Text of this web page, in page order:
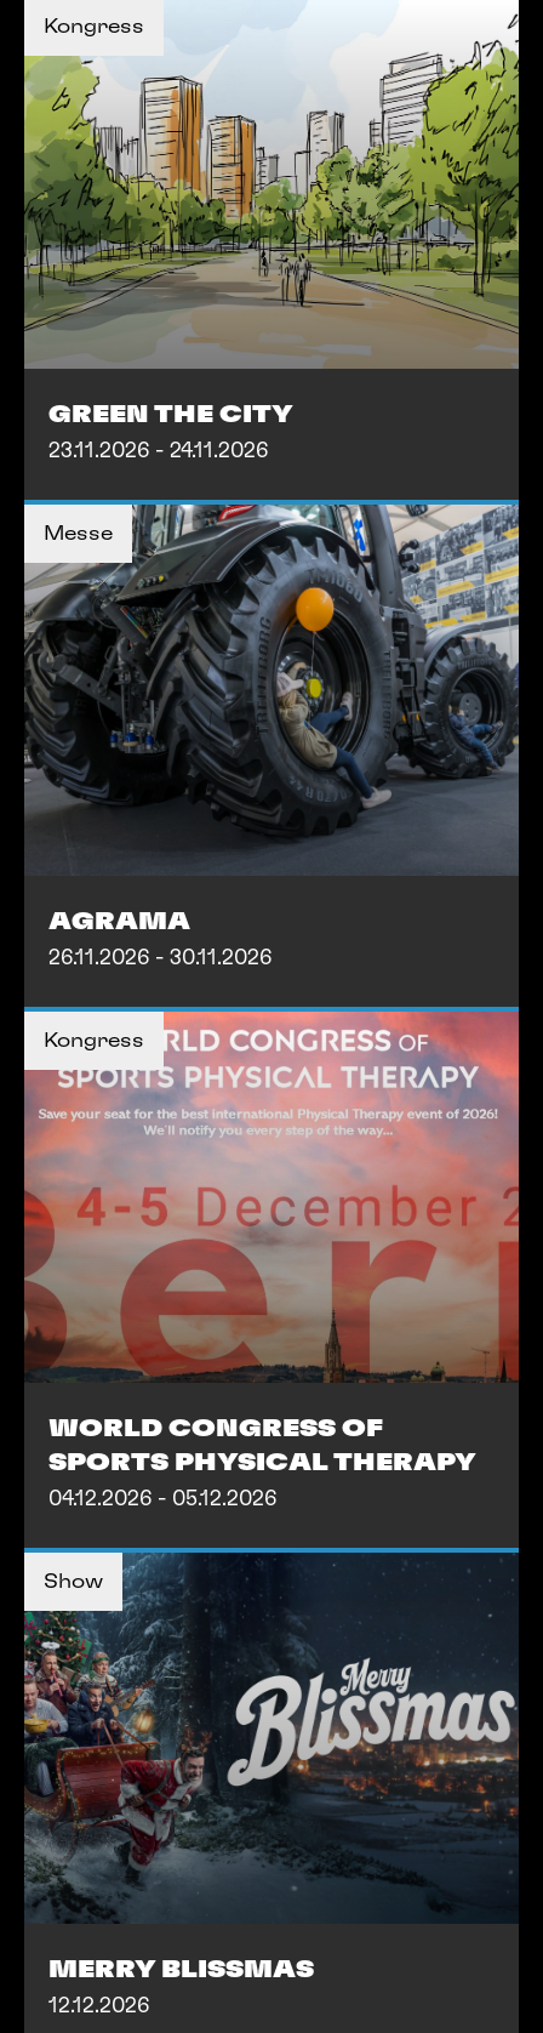
Kongress
GREEN THE CITY
23.11.2026 - 24.11.2026
Messe
MEHR INFOS
MEHR INFOS
AGRAMA
26.11.2026 - 30.11.2026
Kongress
MEHR INFOS
MEHR INFOS
WORLD CONGRESS OF
SPORTS PHYSICAL THERAPY
04.12.2026 - 05.12.2026
Show
TICKETS KAUFEN
MEHR INFOS
MEHR INFOS
MERRY BLISSMAS
12.12.2026